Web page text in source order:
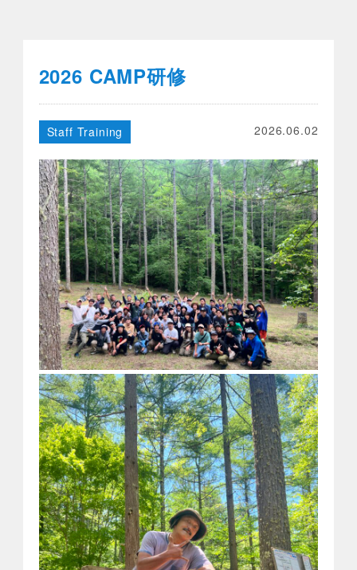
2026 CAMP研修
2026.06.02
Staff Training